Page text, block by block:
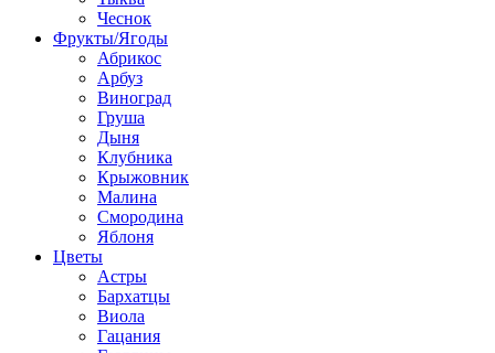
Чеснок
Фрукты/Ягоды
Абрикос
Арбуз
Виноград
Груша
Дыня
Клубника
Крыжовник
Малина
Смородина
Яблоня
Цветы
Астры
Бархатцы
Виола
Гацания